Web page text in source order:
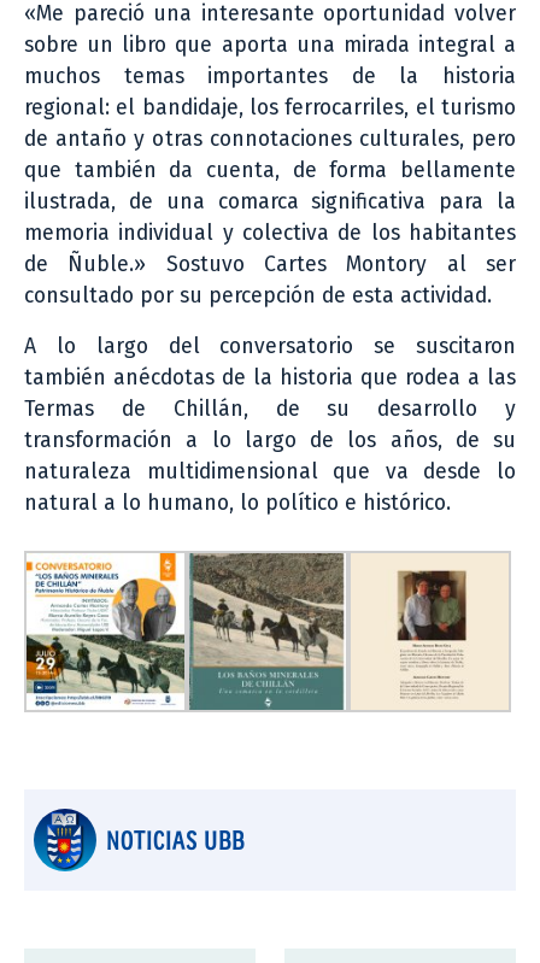
«Me pareció una interesante oportunidad volver
sobre un libro que aporta una mirada integral a
muchos temas importantes de la historia
regional: el bandidaje, los ferrocarriles, el turismo
de antaño y otras connotaciones culturales, pero
que también da cuenta, de forma bellamente
ilustrada, de una comarca significativa para la
memoria individual y colectiva de los habitantes
de Ñuble.» Sostuvo Cartes Montory al ser
consultado por su percepción de esta actividad.
A lo largo del conversatorio se suscitaron
también anécdotas de la historia que rodea a las
Termas de Chillán, de su desarrollo y
transformación a lo largo de los años, de su
naturaleza multidimensional que va desde lo
natural a lo humano, lo político e histórico.
NOTICIAS UBB